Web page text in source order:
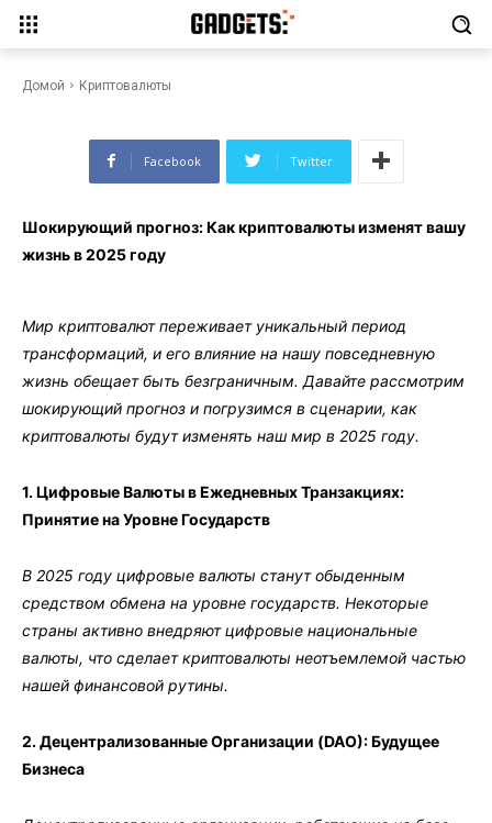
Домой Криптовалюты
криптовалюты изменят вашу
Facebook Twitter
Шокирующий прогноз: Как криптовалюты изменят вашу
жизнь в 2025 году
Мир криптовалют переживает уникальный период
трансформаций, и его влияние на нашу повседневную
жизнь обещает быть безграничным. Давайте рассмотрим
шокирующий прогноз и погрузимся в сценарии, как
криптовалюты будут изменять наш мир в 2025 году.
1. Цифровые Валюты в Ежедневных Транзакциях:
Принятие на Уровне Государств
В 2025 году цифровые валюты станут обыденным
средством обмена на уровне государств. Некоторые
страны активно внедряют цифровые национальные
валюты, что сделает криптовалюты неотъемлемой частью
нашей финансовой рутины.
2. Децентрализованные Организации (DAO): Будущее
Бизнеса